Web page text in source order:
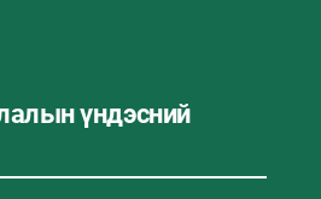
үндэсний